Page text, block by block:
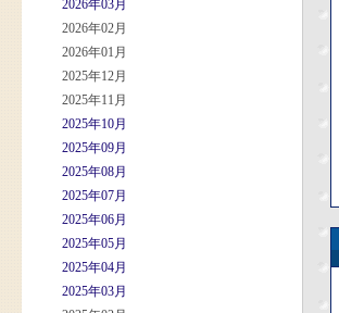
2026年03月
2026年02月
2026年01月
2025年12月
2025年11月
2025年10月
2025年09月
2025年08月
2025年07月
2025年06月
2025年05月
2025年04月
2025年03月